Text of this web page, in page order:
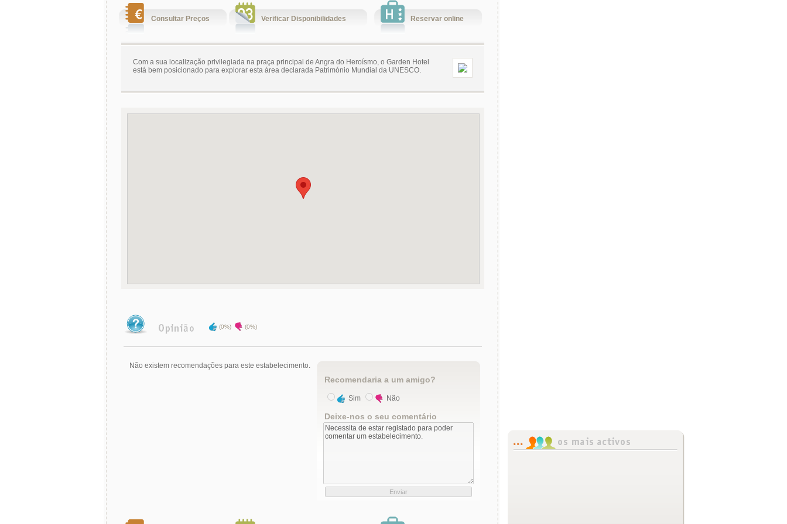
Consultar Preços Verificar Disponibilidades Reservar online
Com a sua localização privilegiada na praça principal de Angra do Heroísmo, o Garden Hotel
está bem posicionado para explorar esta área declarada Património Mundial da UNESCO.
(0%) (0%)
Não existem recomendações para este estabelecimento.
Recomendaria a um amigo?
Sim Não
Deixe-nos o seu comentário